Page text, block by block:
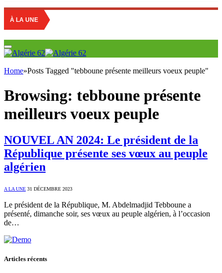
À LA UNE
Home»Posts Tagged "tebboune présente meilleurs voeux peuple"
Browsing: tebboune présente
meilleurs voeux peuple
NOUVEL AN 2024: Le président de la
République présente ses vœux au peuple
algérien
A LA UNE 31 DÉCEMBRE 2023
Le président de la République, M. Abdelmadjid Tebboune a
présenté, dimanche soir, ses vœux au peuple algérien, à l’occasion
de…
Articles récents